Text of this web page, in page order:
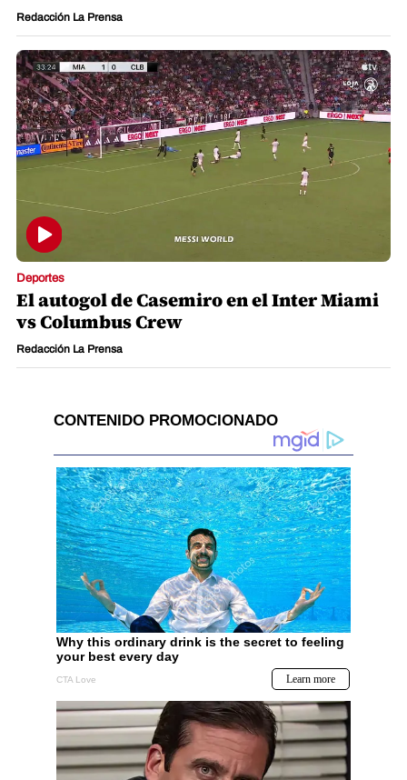
Redacción La Prensa
Deportes
El autogol de Casemiro en el Inter Miami
vs Columbus Crew
Redacción La Prensa